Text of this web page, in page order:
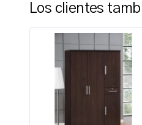
Los clientes